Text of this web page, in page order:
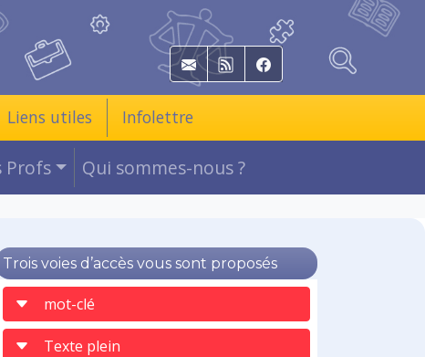
E-mail RSS Facebook
Liens utiles Infolettre
Profs Qui sommes-nous ?
Trois voies d’accès vous sont proposés
mot-clé
Texte plein